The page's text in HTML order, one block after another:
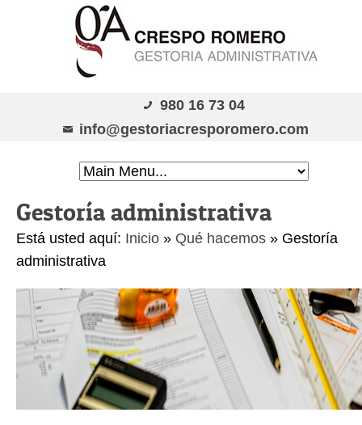
980 16 73 04
info@gestoriacresporomero.com
Gestoría administrativa
Está usted aquí: Inicio » Qué hacemos » Gestoría
administrativa